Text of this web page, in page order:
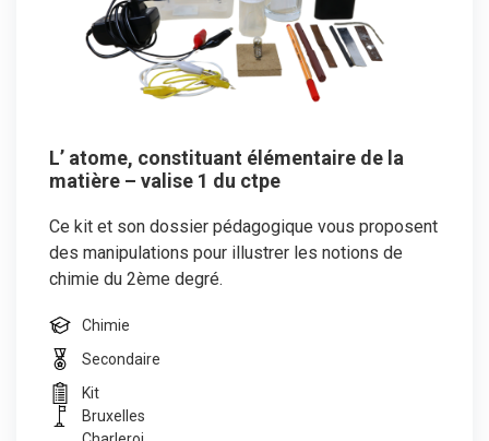
L’ atome, constituant élémentaire de la
matière – valise 1 du ctpe
Ce kit et son dossier pédagogique vous proposent
des manipulations pour illustrer les notions de
chimie du 2ème degré.
Chimie
Secondaire
Kit
Bruxelles